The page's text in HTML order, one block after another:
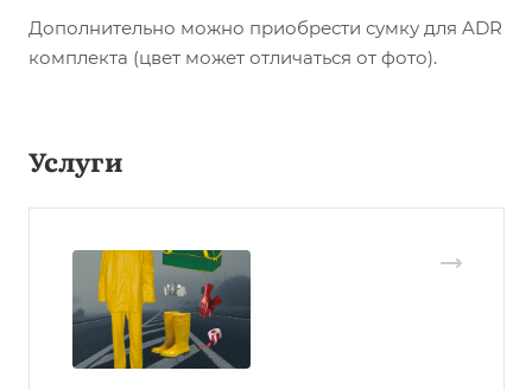
Дополнительно можно приобрести сумку для ADR
комплекта (цвет может отличаться от фото).
Услуги